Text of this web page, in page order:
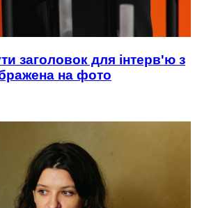
заголовок для інтерв'ю з
на фото